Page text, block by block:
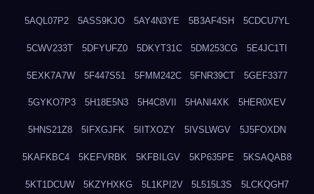
5AQL07P2 5ASS9KJO 5AY4N3YE 5B3AF4SH 5CDCU7YL
5CWV233T 5DFYUFZ0 5DKYT31C 5DM253CG 5E4JC1TI
5EXK7A7W 5F447S51 5FMM242C 5FNR39CT 5GEF3377
5GYKO7P3 5H18E5N3 5H4C8VII 5HANI4XK 5HER0XEV
5HNS21Z8 5IFXGJFK 5IITXOZY 5IVSLWGV 5J5FOXDN
5KAFKBC4 5KEFVRBK 5KFBILGV 5KP635PE 5KSAQAB8
5KT1DCUW 5KZYHXKG 5L1KPI2V 5L515L3S 5LCKQGH7